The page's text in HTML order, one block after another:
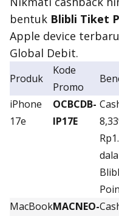
bentuk Blibli Tiket
Apple device
Global Debit.
Produk
Kode
Promo
iPhone
17e
OCBCDB-
IP17E
MacBookMACNEO-